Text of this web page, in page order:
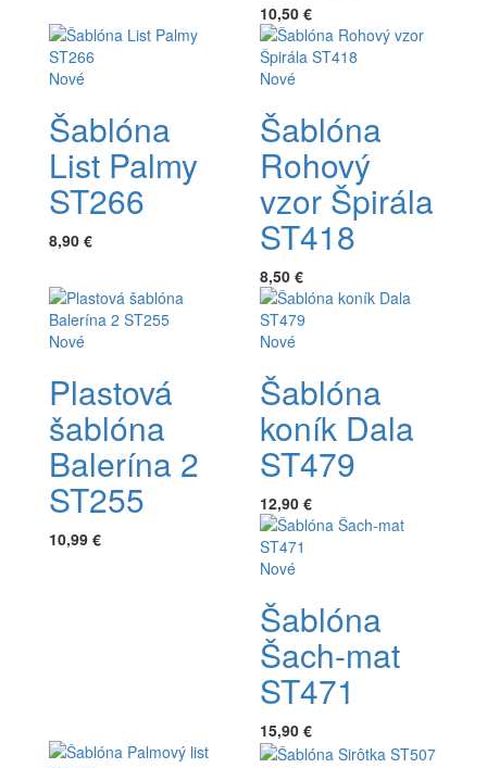
10,50 €
Nové
Šablóna
List Palmy
ST266
8,90 €
Nové
Šablóna
Rohový
vzor Špirála
ST418
8,50 €
Nové
Plastová
šablóna
Balerína 2
ST255
10,99 €
Nové
Šablóna
koník Dala
ST479
12,90 €
Nové
Šablóna
Šach-mat
ST471
15,90 €